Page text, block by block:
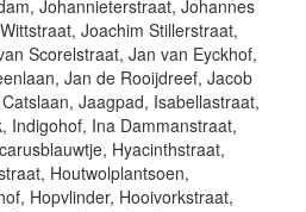
Johannieterstraat, Johannes
Joachim Stillerstraat,
Scorelstraat, Jan van Eyckhof,
Jan de Rooijdreef, Jacob
Jaagpad, Isabellastraat,
Indigohof, Ina Dammanstraat,
Hyacinthstraat,
Houtwolplantsoen,
Hopvlinder, Hooivorkstraat,